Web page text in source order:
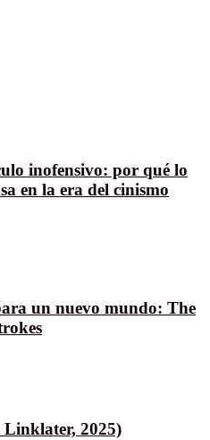
inofensivo: por qué lo
en la era del cinismo
un nuevo mundo: The
Linklater, 2025)